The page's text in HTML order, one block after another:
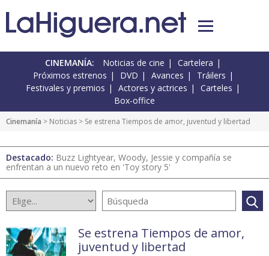
CINEMANÍA: Noticias de cine
Cartelera
Próximos estrenos
DVD Avances
Tráilers
Festivales y premios
Actores y actrices
Carteles
Box-office
Cinemanía > Noticias > Se estrena Tiempos de amor, juventud y libertad
Destacado: Buzz Lightyear, Woody, Jessie y compañía se
enfrentan a un nuevo reto en 'Toy story 5'
Se estrena Tiempos de amor,
juventud y libertad